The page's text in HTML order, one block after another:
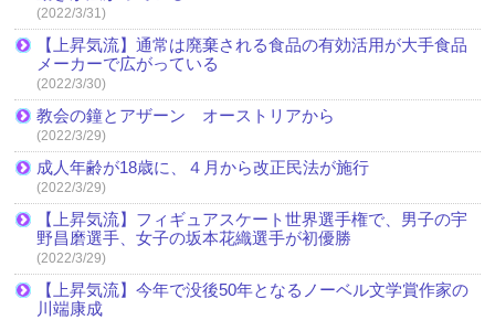
(2022/3/31)
【上昇気流】通常は廃棄される食品の有効活用が大手食品
メーカーで広がっている
(2022/3/30)
教会の鐘とアザーン オーストリアから
(2022/3/29)
成人年齢が18歳に、４月から改正民法が施行
(2022/3/29)
【上昇気流】フィギュアスケート世界選手権で、男子の宇
野昌磨選手、女子の坂本花織選手が初優勝
(2022/3/29)
【上昇気流】今年で没後50年となるノーベル文学賞作家の
川端康成